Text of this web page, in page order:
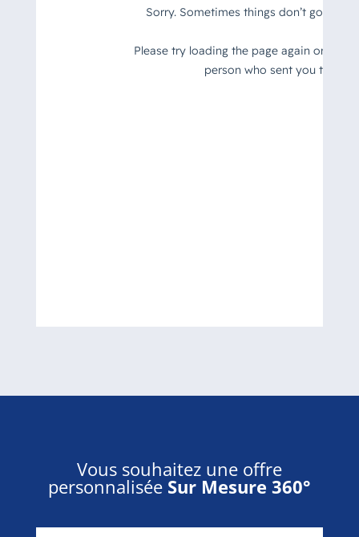
Vous souhaitez une offre
personnalisée Sur Mesure 360°